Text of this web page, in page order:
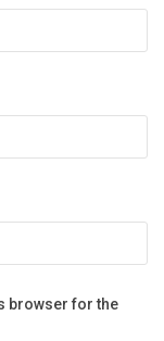
browser for the